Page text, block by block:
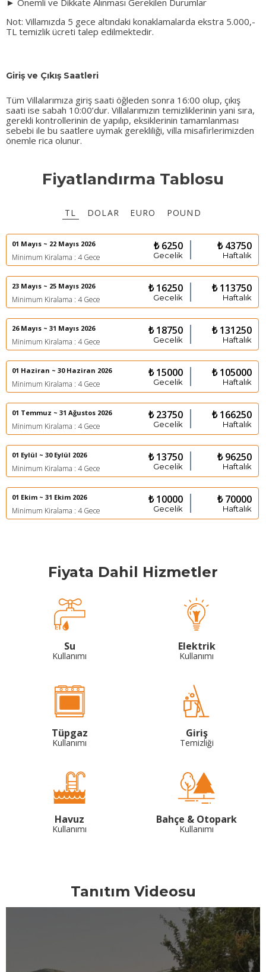
► Önemli ve Dikkate Alınması Gerekilen Durumlar
Not: Villamızda 5 gece altındaki konaklamalarda ekstra 5.000,-
TL temizlik ücreti talep edilmektedir.
Giriş ve Çıkış Saatleri
Tüm Villalarımıza giriş saati öğleden sonra 16:00 olup, çıkış
saati ise sabah 10:00’dur. Villalarımızın temizliklerinin yani sıra,
gerekli kontrollerinin de yapılıp, eksiklerinin tamamlanması
sebebi ile bu saatlere uymak gerekliliği, villa misafirlerimizden
önemle rica olunur.
Fiyatlandırma Tablosu
TL DOLAR EURO POUND
01 Mayıs ~ 22 Mayıs 2026
Minimum Kiralama : 4 Gece
₺ 6250
Gecelik
₺ 43750
Haftalık
23 Mayıs ~ 25 Mayıs 2026
Minimum Kiralama : 4 Gece
₺ 16250
Gecelik
₺ 113750
Haftalık
26 Mayıs ~ 31 Mayıs 2026
Minimum Kiralama : 4 Gece
₺ 18750
Gecelik
₺ 131250
Haftalık
01 Haziran ~ 30 Haziran 2026
Minimum Kiralama : 4 Gece
₺ 15000
Gecelik
₺ 105000
Haftalık
01 Temmuz ~ 31 Ağustos 2026
Minimum Kiralama : 4 Gece
₺ 23750
Gecelik
₺ 166250
Haftalık
01 Eylül ~ 30 Eylül 2026
Minimum Kiralama : 4 Gece
₺ 13750
Gecelik
₺ 96250
Haftalık
01 Ekim ~ 31 Ekim 2026
Minimum Kiralama : 4 Gece
₺ 10000
Gecelik
₺ 70000
Haftalık
Fiyata Dahil Hizmetler
Su
Kullanımı
Elektrik
Kullanımı
Tüpgaz
Kullanımı
Giriş
Temizliği
Havuz
Kullanımı
Bahçe & Otopark
Kullanımı
Tanıtım Videosu